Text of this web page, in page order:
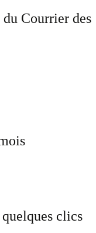
Courrier des
clics